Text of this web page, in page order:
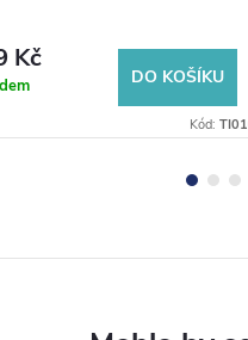
Kč
DO KOŠÍKU
Kód: